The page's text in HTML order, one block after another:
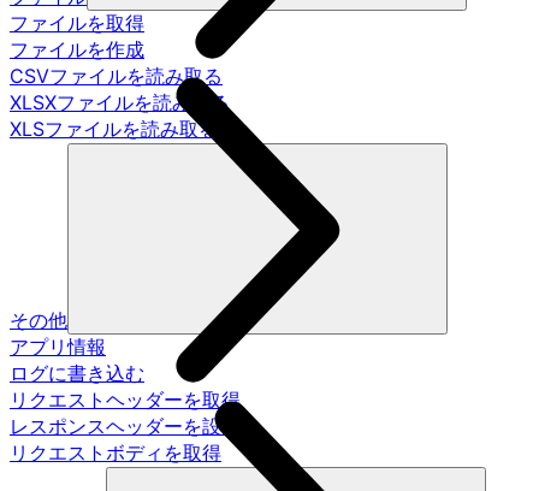
ファイルを取得
ファイルを作成
CSVファイルを読み取る
XLSXファイルを読み取る
XLSファイルを読み取る
その他
アプリ情報
ログに書き込む
リクエストヘッダーを取得
レスポンスヘッダーを設定
リクエストボディを取得